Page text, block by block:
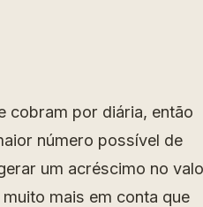
cobram por diária, então
número possível de
um acréscimo no
mais em conta que